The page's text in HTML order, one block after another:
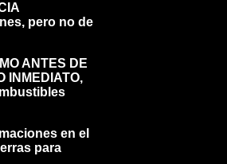
pero no de
ANTES DE
INMEDIATO,
en el
para